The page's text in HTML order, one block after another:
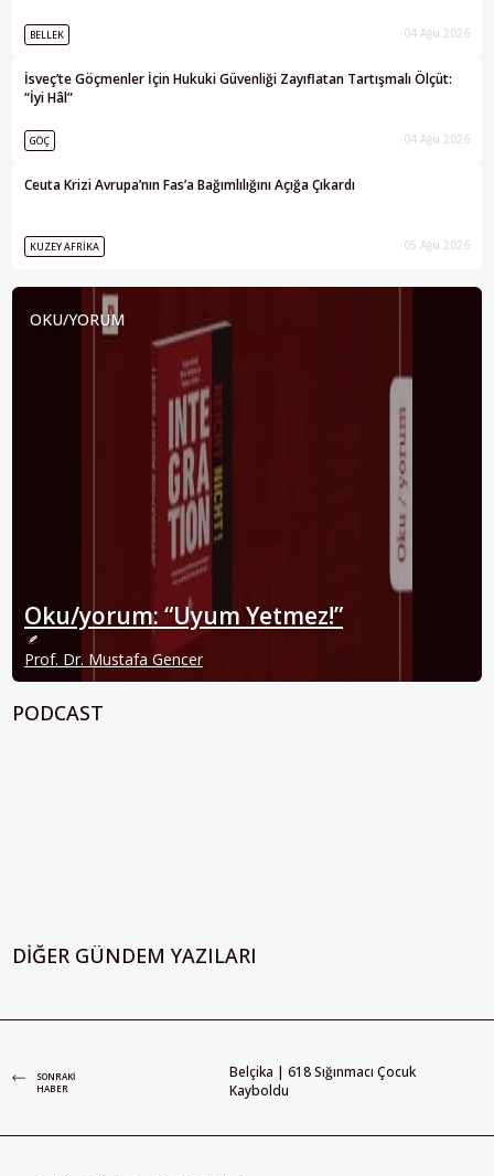
BELLEK 04 Ağu 2026
İsveç’te Göçmenler İçin Hukuki Güvenliği Zayıflatan Tartışmalı Ölçüt:
“İyi Hâl”
GÖÇ 04 Ağu 2026
Ceuta Krizi Avrupa’nın Fas’a Bağımlılığını Açığa Çıkardı
KUZEY AFRIKA 05 Ağu 2026
OKU/YORUM
Oku/yorum: “Uyum Yetmez!”
Prof. Dr. Mustafa Gencer
PODCAST
DIĞER GÜNDEM YAZILARI
SONRAKI
HABER
Belçika | 618 Sığınmacı Çocuk
Kayboldu